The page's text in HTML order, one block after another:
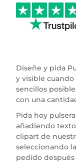
Diseñe y pida
y visible
sencillos
con una
Pida hoy
añadiendo
clipart de
seleccionando
pedido